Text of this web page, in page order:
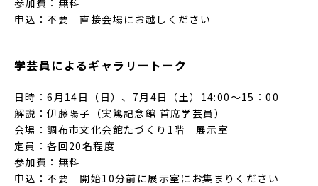
参加費：無料
申込：不要 直接会場にお越しください
学芸員によるギャラリートーク
日時：6月14日（日）、7月4日（土）14:00〜15：00
解説：伊藤陽子（実篤記念館 首席学芸員）
会場：調布市文化会館たづくり1階 展示室
定員：各回20名程度
参加費：無料
申込：不要 開始10分前に展示室にお集まりください